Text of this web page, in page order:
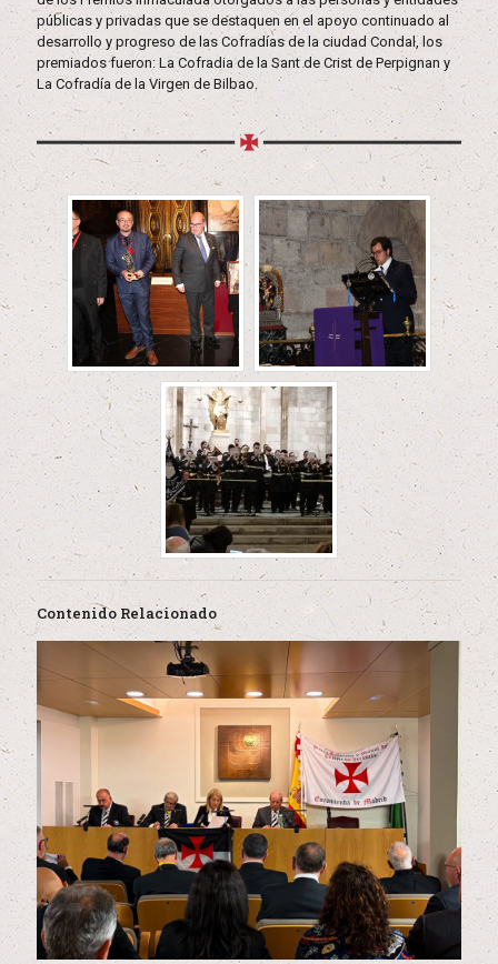
públicas y privadas que se destaquen en el apoyo continuado al
desarrollo y progreso de las Cofradías de la ciudad Condal, los
premiados fueron: La Cofradia de la Sant de Crist de Perpignan y
La Cofradía de la Virgen de Bilbao.
Contenido Relacionado